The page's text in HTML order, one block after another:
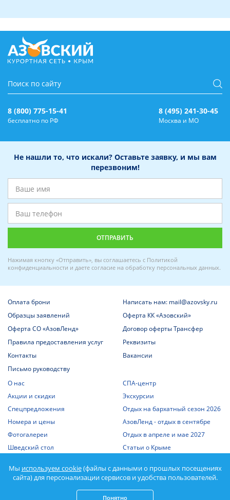
8 (800) 775-15-41
бесплатно по РФ
8 (495) 241-30-45
Москва и МО
Не нашли то, что искали? Оставьте заявку, и мы вам
перезвоним!
Нажимая кнопку «Отправить», вы соглашаетесь с Политикой
конфиденциальности и даете согласие на обработку персональных данных.
Оплата брони
Написать нам: mail@azovsky.ru
Образцы заявлений
Оферта КК «Азовский»
Оферта СО «АзовЛенд»
Договор оферты Трансфер
Правила предоставления услуг
Реквизиты
Контакты
Вакансии
Письмо руководству
О нас
Акции и скидки
Спецпредложения
Номера и цены
Фотогалереи
Шведский стол
Отдых на Азовском море
СПА-центр
Экскурсии
Отдых на бархатный сезон 2026
АзовЛенд - отдых в сентябре
Отдых в апреле и мае 2027
Статьи о Крыме
объектов классификации
Мы используем cookie(файлы с данными о прошлых посещениях
сайта) для персонализации сервисов и удобства пользователей.
Понятно